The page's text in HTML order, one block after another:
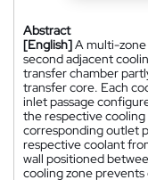
Abstract
[English]A multi-zone
second adjacent
transfer chamber
transfer core. Each
inlet passage
the respective cooling
corresponding outlet
respective coolant
wall positioned
cooling zone